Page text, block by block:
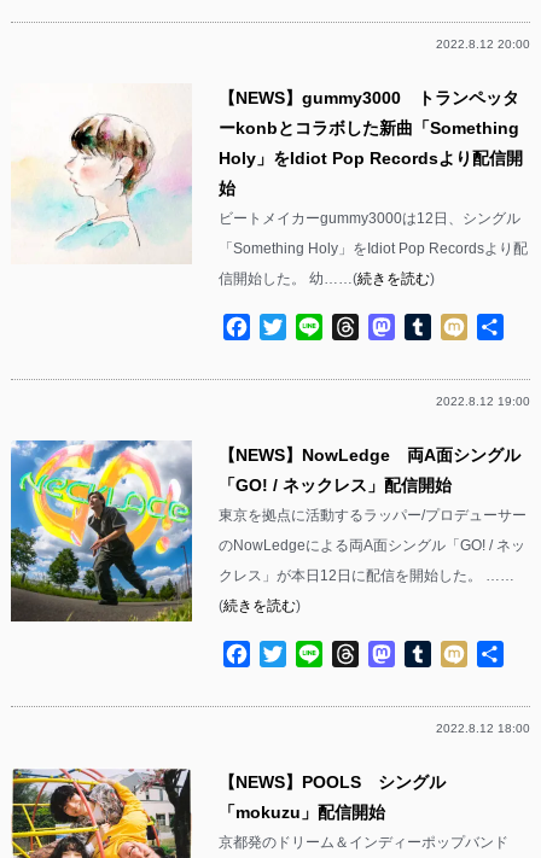
2022.8.12 20:00
【NEWS】gummy3000 トランペッタ
ーkonbとコラボした新曲「Something
Holy」をIdiot Pop Recordsより配信開
始
ビートメイカーgummy3000は12日、シングル
「Something Holy」をIdiot Pop Recordsより配
信開始した。 幼……(続きを読む)
Facebook
TwitterLine ThreadsMastodon
Tumblr
Mixi
2022.8.12 19:00
【NEWS】NowLedge 両A面シングル
「GO! / ネックレス」配信開始
東京を拠点に活動するラッパー/プロデューサー
のNowLedgeによる両A面シングル「GO! / ネッ
クレス」が本日12日に配信を開始した。 ……
(続きを読む)
Facebook
TwitterLine ThreadsMastodon
Tumblr
Mixi
2022.8.12 18:00
【NEWS】POOLS シングル
「mokuzu」配信開始
京都発のドリーム＆インディーポップバンド